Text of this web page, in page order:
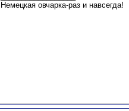
Немецкая овчарка-раз и навсегда!